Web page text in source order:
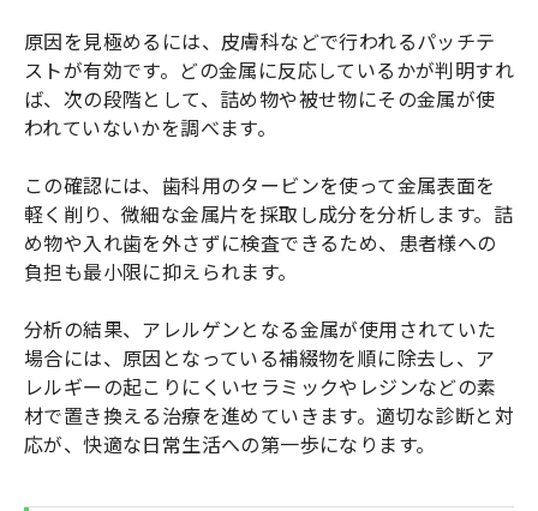
原因を見極めるには、皮膚科などで行われるパッチテ
ストが有効です。どの金属に反応しているかが判明すれ
ば、次の段階として、詰め物や被せ物にその金属が使
われていないかを調べます。
この確認には、歯科用のタービンを使って金属表面を
軽く削り、微細な金属片を採取し成分を分析します。詰
め物や入れ歯を外さずに検査できるため、患者様への
負担も最小限に抑えられます。
分析の結果、アレルゲンとなる金属が使用されていた
場合には、原因となっている補綴物を順に除去し、ア
レルギーの起こりにくいセラミックやレジンなどの素
材で置き換える治療を進めていきます。適切な診断と対
応が、快適な日常生活への第一歩になります。